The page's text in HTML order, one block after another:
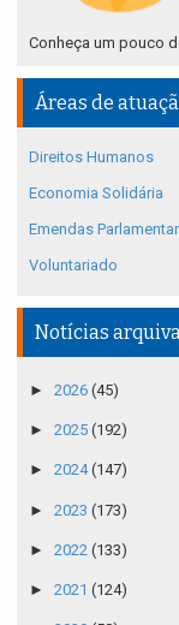
Conheça um pouco
Áreas de
Direitos Humanos
Economia Solidária
Emendas
Voluntariado
Notícias
► 2026 (45)
► 2025 (192)
► 2024(147)
► 2023 (173)
► 2022 (133)
► 2021 (124)